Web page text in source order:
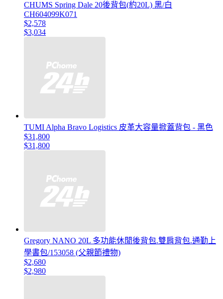
CHUMS Spring Dale 20後背包(約20L) 黑/白
CH604099K071
$2,578
$3,034
TUMI Alpha Bravo Logistics 皮革大容量掀蓋背包 - 黑色
$31,800
$31,800
Gregory NANO 20L 多功能休閒後背包.雙肩背包.通勤上
學書包/153058 (父親節禮物)
$2,680
$2,980